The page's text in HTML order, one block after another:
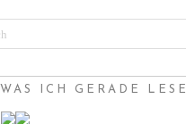
WAS ICH GERADE LESE